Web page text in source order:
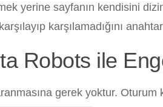
yerine sayfanın kendisini
karşılamadığını
Robots ile
gerek yoktur.